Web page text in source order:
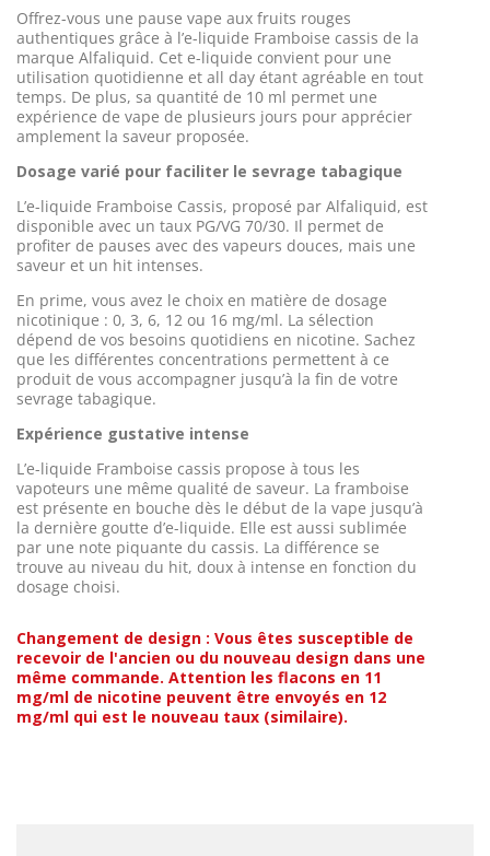
Offrez-vous une pause vape aux fruits rouges
authentiques grâce à l’e-liquide Framboise cassis de la
marque Alfaliquid. Cet e-liquide convient pour une
utilisation quotidienne et all day étant agréable en tout
temps. De plus, sa quantité de 10 ml permet une
expérience de vape de plusieurs jours pour apprécier
amplement la saveur proposée.
Dosage varié pour faciliter le sevrage tabagique
L’e-liquide Framboise Cassis, proposé par Alfaliquid, est
disponible avec un taux PG/VG 70/30. Il permet de
profiter de pauses avec des vapeurs douces, mais une
saveur et un hit intenses.
En prime, vous avez le choix en matière de dosage
nicotinique : 0, 3, 6, 12 ou 16 mg/ml. La sélection
dépend de vos besoins quotidiens en nicotine. Sachez
que les différentes concentrations permettent à ce
produit de vous accompagner jusqu’à la fin de votre
sevrage tabagique.
Expérience gustative intense
L’e-liquide Framboise cassis propose à tous les
vapoteurs une même qualité de saveur. La framboise
est présente en bouche dès le début de la vape jusqu’à
la dernière goutte d’e-liquide. Elle est aussi sublimée
par une note piquante du cassis. La différence se
trouve au niveau du hit, doux à intense en fonction du
dosage choisi.
Changement de design : Vous êtes susceptible de
recevoir de l'ancien ou du nouveau design dans une
même commande. Attention les flacons en 11
mg/ml de nicotine peuvent être envoyés en 12
mg/ml qui est le nouveau taux (similaire).